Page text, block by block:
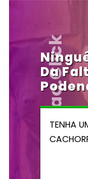
Vendocao.click
Da
TENHA